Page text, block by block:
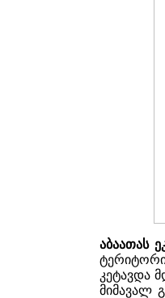
აბაათას
კეტავდა
მიმავალ